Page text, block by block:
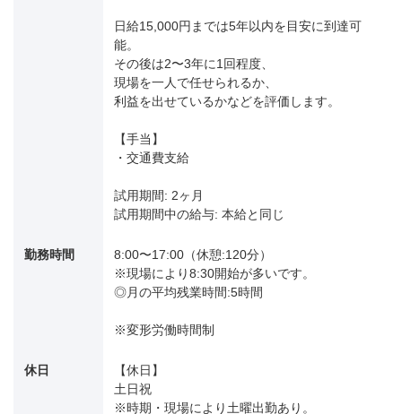
日給15,000円までは5年以内を目安に到達可
能。
その後は2〜3年に1回程度、
現場を一人で任せられるか、
利益を出せているかなどを評価します。
【手当】
・交通費支給
試用期間: 2ヶ月
試用期間中の給与: 本給と同じ
勤務時間
8:00〜17:00（休憩:120分）
※現場により8:30開始が多いです。
◎月の平均残業時間:5時間
※変形労働時間制
休日
【休日】
土日祝
※時期・現場により土曜出勤あり。